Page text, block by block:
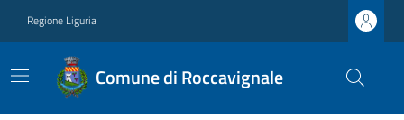
Regione Liguria
Comune di Roccavignale